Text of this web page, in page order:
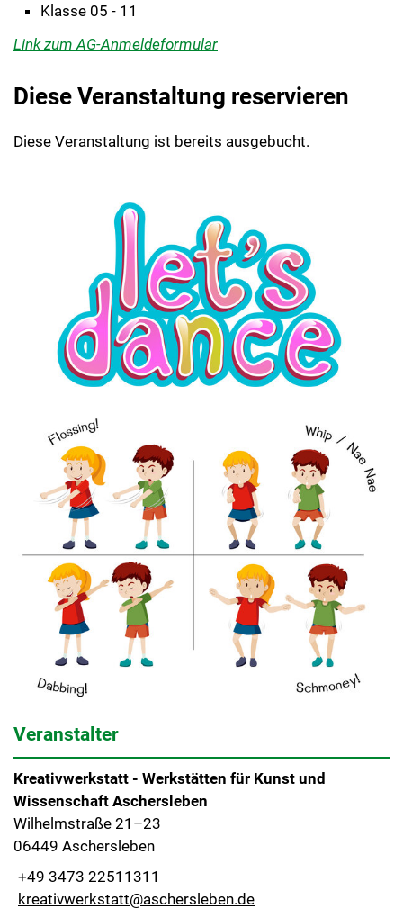
Klasse 05 - 11
Link zum AG-Anmeldeformular
Diese Veranstaltung reservieren
Diese Veranstaltung ist bereits ausgebucht.
Veranstalter
Kreativwerkstatt - Werkstätten für Kunst und
Wissenschaft Aschersleben
Wilhelmstraße 21–23
06449 Aschersleben
+49 3473 22511311
kreativwerkstatt@aschersleben.de